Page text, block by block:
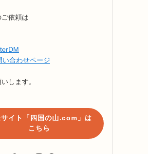
依頼は
い合わせページ
します。
イト「四国の山.com」は
こちら